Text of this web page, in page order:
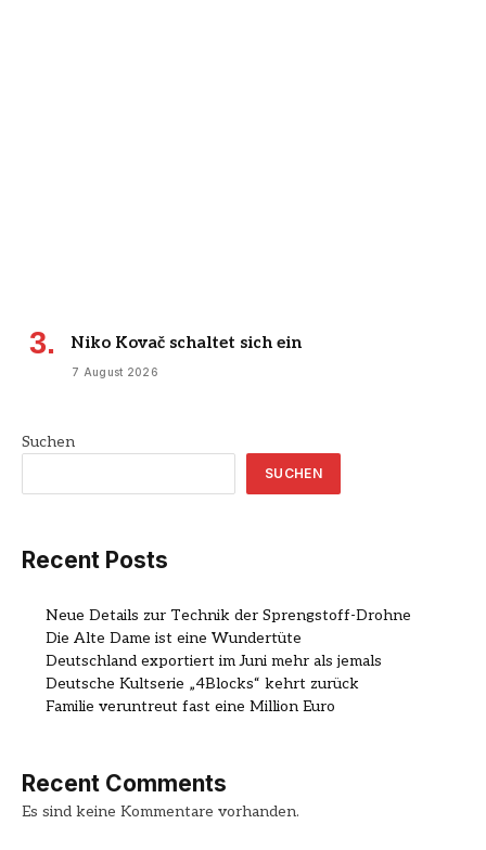
Niko Kovač schaltet sich ein
7 August 2026
Suchen
SUCHEN
Recent Posts
Neue Details zur Technik der Sprengstoff-Drohne
Die Alte Dame ist eine Wundertüte
Deutschland exportiert im Juni mehr als jemals
Deutsche Kultserie „4Blocks“ kehrt zurück
Familie veruntreut fast eine Million Euro
Recent Comments
Es sind keine Kommentare vorhanden.